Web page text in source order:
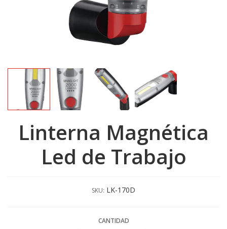
Linterna Magnética
Led de Trabajo
SKU: LK-170D
CANTIDAD